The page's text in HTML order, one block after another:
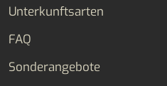
Unterkunftsarten
FAQ
Sonderangebote